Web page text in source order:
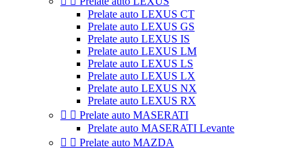
Prelate auto LEXUS CT
Prelate auto LEXUS GS
Prelate auto LEXUS IS
Prelate auto LEXUS LM
Prelate auto LEXUS LS
Prelate auto LEXUS LX
Prelate auto LEXUS NX
Prelate auto LEXUS RX
  Prelate auto MASERATI
Prelate auto MASERATI Levante
  Prelate auto MAZDA